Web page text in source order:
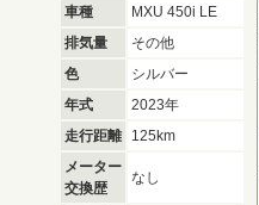
車種
MXU 450i LE
排気量
その他
色
シルバー
年式
2023年
走行距離
125km
メーター
交換歴
なし